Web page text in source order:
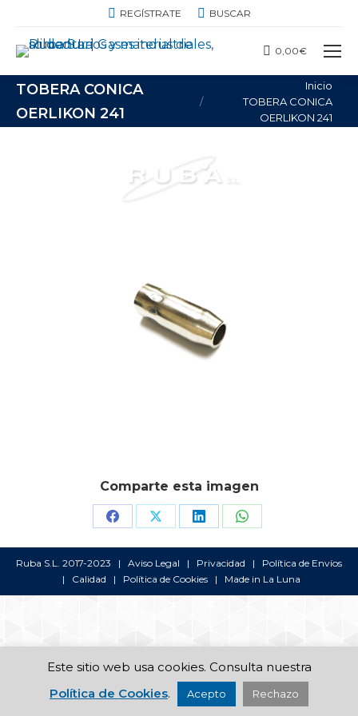
REGÍSTRATE BUSCAR:
BUSCAR
0,00€
TOBERA CONICA
OERLIKON 241
Inicio
TOBERA CONICA
OERLIKON 241
Comparte esta imagen
Share
on
Facebook
Share
on
X
Share
on
LinkedIn
Share
on
WhatsApp
Ruba S.L. 2017-2023 | Aviso Legal | Privacidad | Política de Envíos
| Calidad | Política de Cookies | Made in La Luna
Este sitio web usa cookies. Consulta nuestra
Política de Cookies. Acepto Rechazo